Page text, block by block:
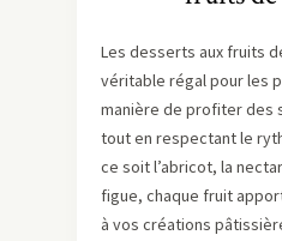
Les desserts aux fruits
véritable régal pour les
manière de profiter des
tout en respectant le
ce soit l’abricot, la
figue, chaque fruit
à vos créations